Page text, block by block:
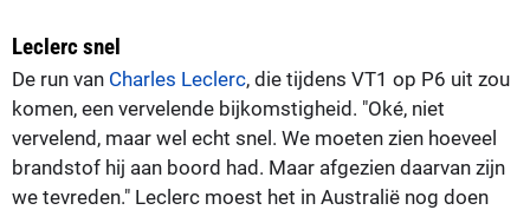
Leclerc snel
De run van Charles Leclerc, die tijdens VT1 op P6 uit zou
komen, een vervelende bijkomstigheid. "Oké, niet
vervelend, maar wel echt snel. We moeten zien hoeveel
brandstof hij aan boord had. Maar afgezien daarvan zijn
we tevreden." Leclerc moest het in Australië nog doen